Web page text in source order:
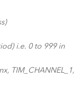
i.e. 0 to 999 in
TIM_CHANNEL_1,